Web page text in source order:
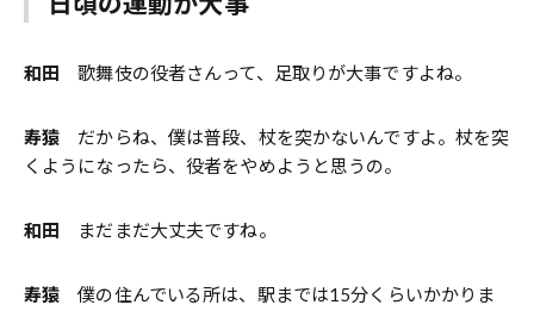
和田 歌舞伎の役者さんって、足取りが大事ですよね。
寿猿 だからね、僕は普段、杖を突かないんですよ。杖を突
くようになったら、役者をやめようと思うの。
和田 まだまだ大丈夫ですね。
寿猿 僕の住んでいる所は、駅までは15分くらいかかりま